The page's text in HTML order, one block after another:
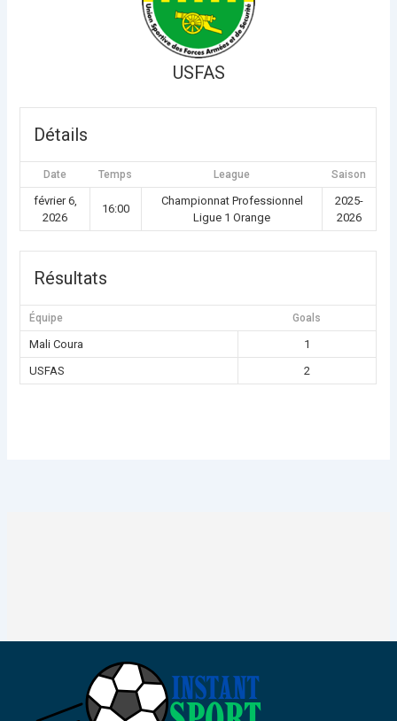
USFAS
Détails
Date Temps League Saison
février 6,
2026
16:00
Championnat Professionnel
Ligue 1 Orange
2025-
2026
Résultats
Équipe Goals
Mali Coura
1
USFAS
2